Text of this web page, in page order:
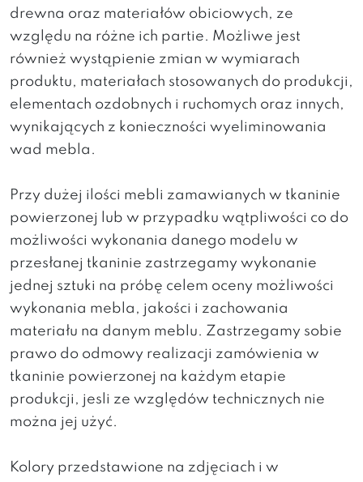
drewna oraz materiałów obiciowych, ze
względu na różne ich partie. Możliwe jest
również wystąpienie zmian w wymiarach
produktu, materiałach stosowanych do produkcji,
elementach ozdobnych i ruchomych oraz innych,
wynikających z konieczności wyeliminowania
wad mebla.
Przy dużej ilości mebli zamawianych w tkaninie
powierzonej lub w przypadku wątpliwości co do
możliwości wykonania danego modelu w
przesłanej tkaninie zastrzegamy wykonanie
jednej sztuki na próbę celem oceny możliwości
wykonania mebla, jakości i zachowania
materiału na danym meblu. Zastrzegamy sobie
prawo do odmowy realizacji zamówienia w
tkaninie powierzonej na każdym etapie
produkcji, jesli ze względów technicznych nie
można jej użyć.
Kolory przedstawione na zdjęciach i w